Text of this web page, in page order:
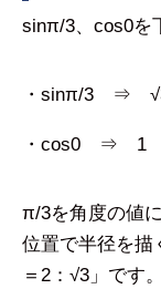
sinπ/3、cos0を
・sinπ/3 ⇒
・cos0 ⇒ 1
π/3を角度の値
位置で半径を描
＝2：√3」です